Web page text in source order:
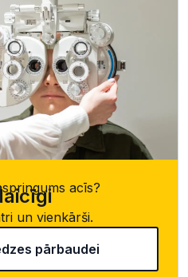
acīs?
un vienkārši.
pārbaudei